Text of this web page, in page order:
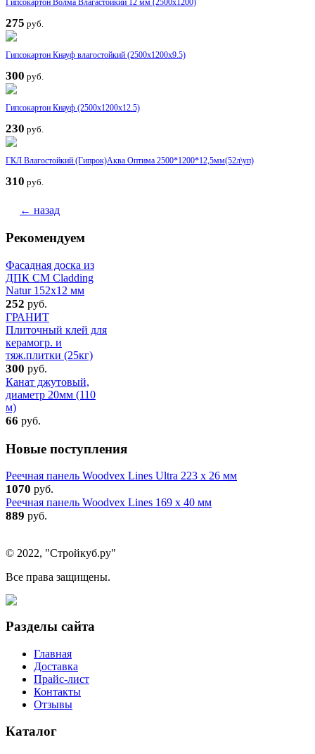
Гипсокартон Волма Влагастойкий 12 мм (2500х1200)
275 руб.
Гипсокартон Кнауф влагостойкий (2500x1200x9.5)
300 руб.
Гипсокартон Кнауф (2500x1200x12.5)
230 руб.
ГКЛ Влагостойкий (Гипрок)Аква Оптима 2500*1200*12,5мм(52л\уп)
310 руб.
← назад
Рекомендуем
Фасадная доска из
ДПК CM Cladding
Natur 152х12 мм
252 руб.
ГРАНИТ
Плиточный клей для
керамогр. и
тяж.плитки (25кг)
300 руб.
Канат джутовый,
диаметр 20мм (110
м)
66 руб.
Новые поступления
Реечная панель Woodvex Lines Ultra 223 x 26 мм
1070 руб.
Реечная панель Woodvex Lines 169 x 40 мм
889 руб.
© 2022, "Стройкуб.ру"
Все права защищены.
Разделы сайта
Главная
Доставка
Прайс-лист
Контакты
Отзывы
Каталог